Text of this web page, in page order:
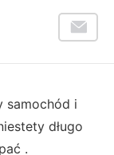
samochód i
długo
.